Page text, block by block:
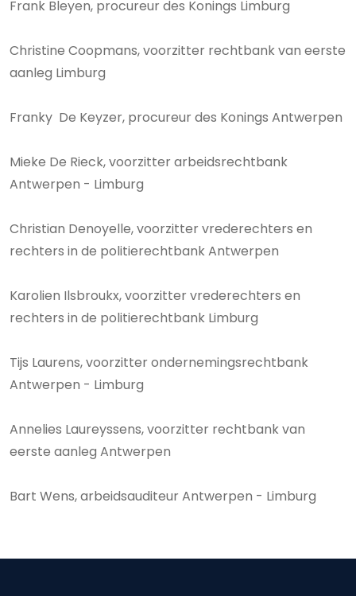
Frank Bleyen, procureur des Konings Limburg
Christine Coopmans, voorzitter rechtbank van eerste
aanleg Limburg
Franky De Keyzer, procureur des Konings Antwerpen
Mieke De Rieck, voorzitter arbeidsrechtbank
Antwerpen - Limburg
Christian Denoyelle, voorzitter vrederechters en
rechters in de politierechtbank Antwerpen
Karolien Ilsbroukx, voorzitter vrederechters en
rechters in de politierechtbank Limburg
Tijs Laurens, voorzitter ondernemingsrechtbank
Antwerpen - Limburg
Annelies Laureyssens, voorzitter rechtbank van
eerste aanleg Antwerpen
Bart Wens, arbeidsauditeur Antwerpen - Limburg